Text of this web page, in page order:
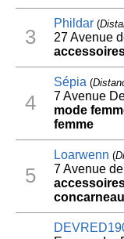
3
Phildar(
27 Avenue
4
Sépia (
7 Avenue
mode
femme
5
Loarwenn (
7 Avenue